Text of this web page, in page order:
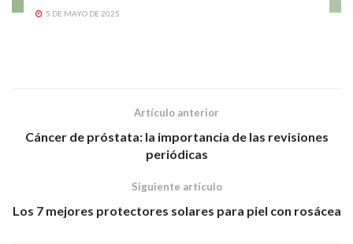
5 DE MAYO DE 2025
Artículo anterior
Cáncer de próstata: la importancia de las revisiones
periódicas
Siguiente artículo
Los 7 mejores protectores solares para piel con rosácea